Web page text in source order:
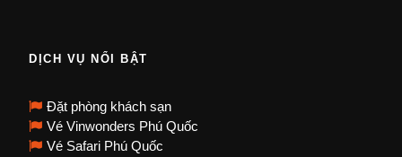
DỊCH VỤ NỔI BẬT
Đặt phòng khách sạn
Vé Vinwonders Phú Quốc
Vé Safari Phú Quốc